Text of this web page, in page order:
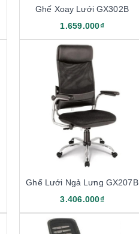
Ghế Xoay Lưới GX302B
1.659.000₫
Ghế Lưới Ngả Lưng GX207B
3.406.000₫